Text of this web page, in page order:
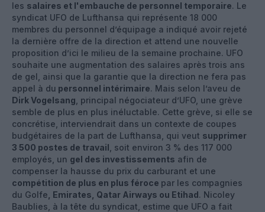
les salaires et l'embauche de personnel temporaire. Le
syndicat UFO de Lufthansa qui représente 18 000
membres du personnel d’équipage a indiqué avoir rejeté
la dernière offre de la direction et attend une nouvelle
proposition d’ici le milieu de la semaine prochaine. UFO
souhaite une augmentation des salaires après trois ans
de gel, ainsi que la garantie que la direction ne fera pas
appel à du personnel intérimaire. Mais selon l’aveu de
Dirk Vogelsang , principal négociateur d’UFO, une grève
semble de plus en plus inéluctable. Cette grève, si elle se
concrétise, interviendrait dans un contexte de coupes
budgétaires de la part de Lufthansa, qui veut supprimer
3 500 postes de travail , soit environ 3 % des 117 000
employés, un gel des investissements afin de
compenser la hausse du prix du carburant et une
compétition de plus en plus féroce par les compagnies
du Golfe , Emirates, Qatar Airways ou Etihad. Nicoley
Baublies, à la tête du syndicat, estime que UFO a fait